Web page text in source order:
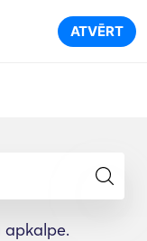
ATVĒRT
apkalpe.